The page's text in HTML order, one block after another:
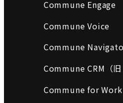
Commune Engage
Commune Voice
Commune
Commune CRM（旧
Commune for Work